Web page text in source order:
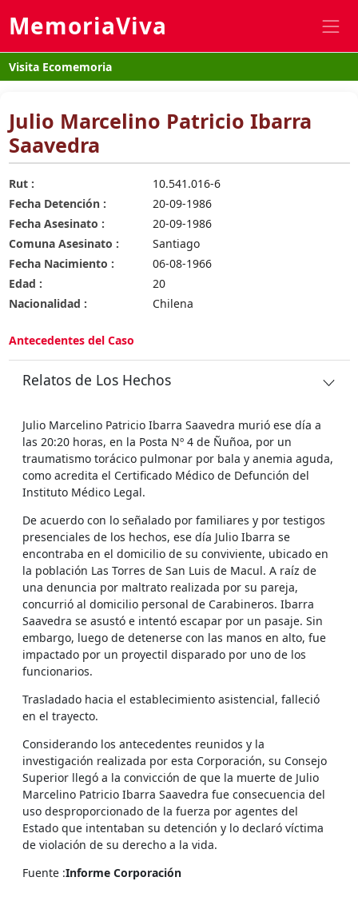
MemoriaViva
Visita Ecomemoria
Julio Marcelino Patricio Ibarra
Saavedra
Rut :
10.541.016-6
Fecha Detención :
20-09-1986
Fecha Asesinato :
20-09-1986
Comuna Asesinato :
Santiago
Fecha Nacimiento :
06-08-1966
Edad :
20
Nacionalidad :
Chilena
Antecedentes del Caso
Relatos de Los Hechos
Julio Marcelino Patricio Ibarra Saavedra murió ese día a
las 20:20 horas, en la Posta Nº 4 de Ñuñoa, por un
traumatismo torácico pulmonar por bala y anemia aguda,
como acredita el Certificado Médico de Defunción del
Instituto Médico Legal.
De acuerdo con lo señalado por familiares y por testigos
presenciales de los hechos, ese día Julio Ibarra se
encontraba en el domicilio de su conviviente, ubicado en
la población Las Torres de San Luis de Macul. A raíz de
una denuncia por maltrato realizada por su pareja,
concurrió al domicilio personal de Carabineros. Ibarra
Saavedra se asustó e intentó escapar por un pasaje. Sin
embargo, luego de detenerse con las manos en alto, fue
impactado por un proyectil disparado por uno de los
funcionarios.
Trasladado hacia el establecimiento asistencial, falleció
en el trayecto.
Considerando los antecedentes reunidos y la
investigación realizada por esta Corporación, su Consejo
Superior llegó a la convicción de que la muerte de Julio
Marcelino Patricio Ibarra Saavedra fue consecuencia del
uso desproporcionado de la fuerza por agentes del
Estado que intentaban su detención y lo declaró víctima
de violación de su derecho a la vida.
Fuente :Informe Corporación